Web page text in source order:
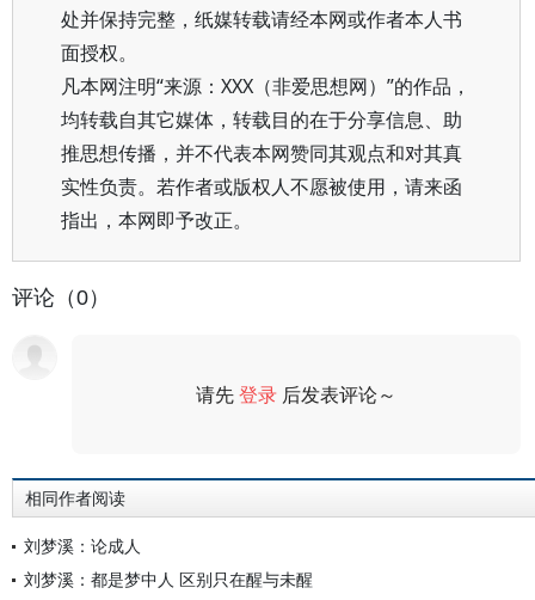
处并保持完整，纸媒转载请经本网或作者本人书
面授权。
凡本网注明“来源：XXX（非爱思想网）”的作品，
均转载自其它媒体，转载目的在于分享信息、助
推思想传播，并不代表本网赞同其观点和对其真
实性负责。若作者或版权人不愿被使用，请来函
指出，本网即予改正。
评论（0）
请先登录 后发表评论～
相同作者阅读
刘梦溪：论成人
刘梦溪：都是梦中人 区别只在醒与未醒